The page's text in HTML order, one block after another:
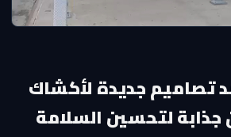
تصاميم جديدة لأكشاك
جذابة لتحسين السلامة